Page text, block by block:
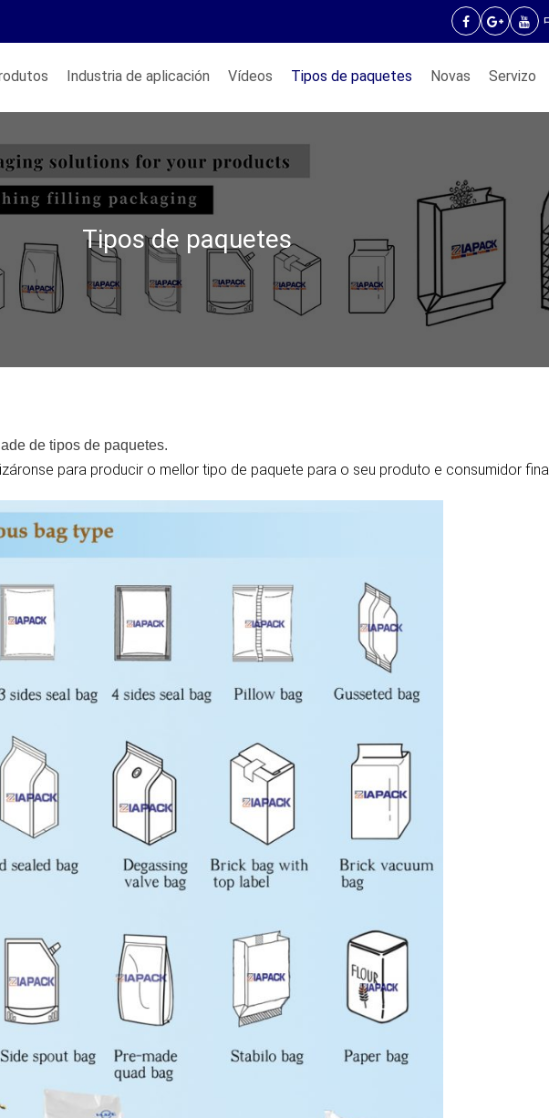
Industria de aplicación Vídeos Tipos de paquetes Novas Servizo
Tipos de paquetes
de tipos de paquetes.
para producir o mellor tipo de paquete para o seu produto e consumidor